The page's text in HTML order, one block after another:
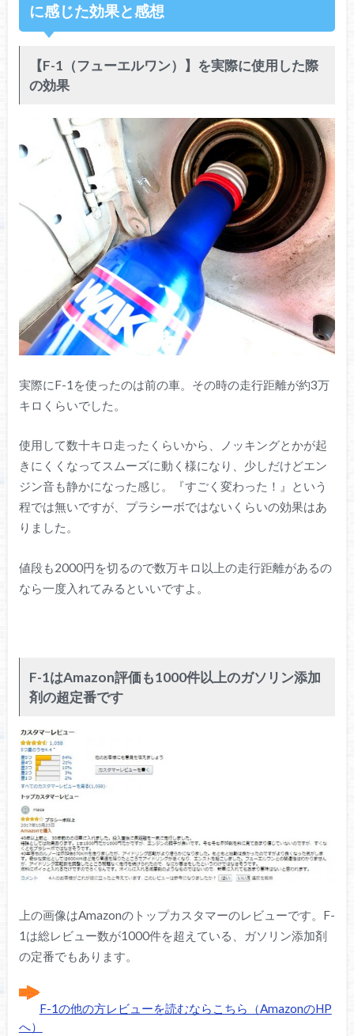
に感じた効果と感想
【F-1（フューエルワン）】を実際に使用した際
の効果
実際にF-1を使ったのは前の車。その時の走行距離が約3万
キロくらいでした。
使用して数十キロ走ったくらいから、ノッキングとかが起
きにくくなってスムーズに動く様になり、少しだけどエン
ジン音も静かになった感じ。『すごく変わった！』という
程では無いですが、プラシーボではないくらいの効果はあ
りました。
値段も2000円を切るので数万キロ以上の走行距離があるの
なら一度入れてみるといいですよ。
F-1はAmazon評価も1000件以上のガソリン添加
剤の超定番です
上の画像はAmazonのトップカスタマーのレビューです。F-
1は総レビュー数が1000件を超えている、ガソリン添加剤
の定番でもあります。
F-1の他の方レビューを読むならこちら（AmazonのHP
へ）